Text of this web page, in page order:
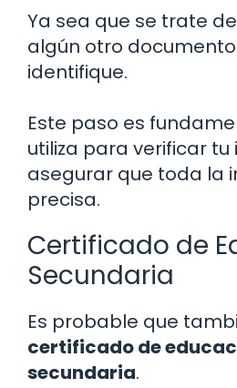
Ya sea que se trate de
algún otro
identifique.
Este paso es
utiliza para verificar
asegurar que toda la
precisa.
Certificado de
Secundaria
Es probable que
certificado de
secundaria.